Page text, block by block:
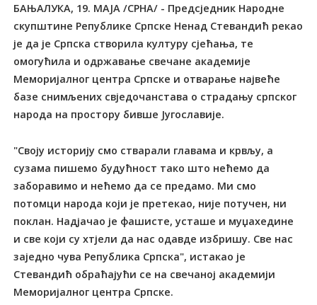
БАЊАЛУКА, 19. МАЈА /СРНА/ - Предсједник Народне
скупштине Републике Српске Ненад Стевандић рекао
је да је Српска створила културу сјећања, те
омогућила и одржавање свечане академије
Меморијалног центра Српске и отварање највеће
базе снимљених свједочанстава о страдању српског
народа на простору бивше Југославије.
"Своју историју смо стварали главама и крвљу, а
сузама пишемо будућност тако што нећемо да
заборавимо и нећемо да се предамо. Ми смо
потомци народа који је претекао, није потучен, ни
поклан. Надјачао је фашисте, усташе и муџахедине
и све који су хтјели да нас одавде избришу. Све нас
заједно чува Република Српска", истакао је
Стевандић обраћајући се на свечаној академији
Меморијалног центра Српске.